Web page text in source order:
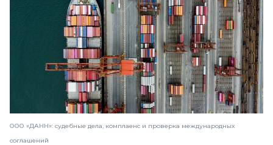
ООО «ДАНН»: судебные дела, комплаенс и проверка международных
соглашений